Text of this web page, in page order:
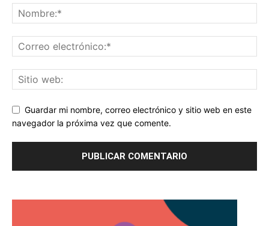
Guardar mi nombre, correo electrónico y sitio web en este
navegador la próxima vez que comente.